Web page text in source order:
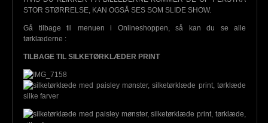
STOR STØRRELSE, KAN OGSÅ SES SOM SLIDE SHOW.
Gå tilbage til menuen i Onlineshoppen, så kan du se alle
tørklæderne :
TILBAGE TIL SILKETØRKLÆDER PRINT